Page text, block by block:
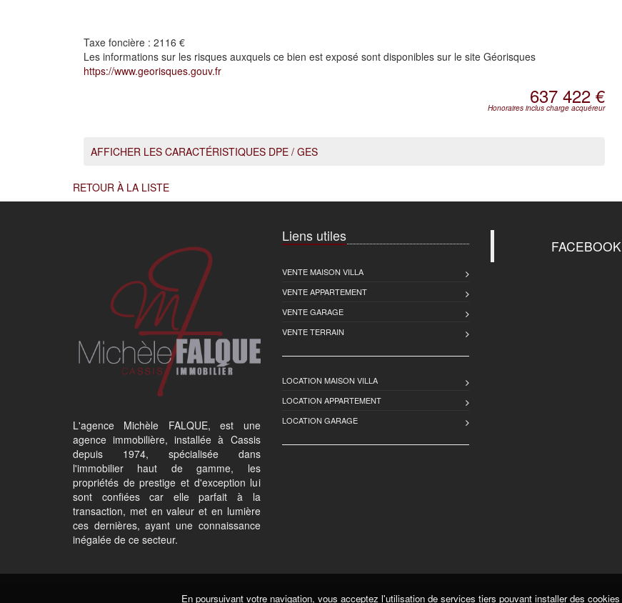
Taxe foncière : 2116 €
Les informations sur les risques auxquels ce bien est exposé sont disponibles sur le site Géorisques
https://www.georisques.gouv.fr
637 422 €
Honoraires inclus charge acquéreur
AFFICHER LES CARACTÉRISTIQUES DPE / GES
RETOUR À LA LISTE
L'agence Michèle FALQUE, est une
agence immobilière, installée à Cassis
depuis 1974, spécialisée dans
l'immobilier haut de gamme, les
propriétés de prestige et d'exception lui
sont confiées car elle parfait à la
transaction, met en valeur et en lumière
ces dernières, ayant une connaissance
inégalée de ce secteur.
Liens utiles
VENTE MAISON VILLA
VENTE APPARTEMENT
VENTE GARAGE
VENTE TERRAIN
LOCATION MAISON VILLA
LOCATION APPARTEMENT
LOCATION GARAGE
FACEBOOK
En poursuivant votre navigation, vous acceptez l'utilisation de services tiers pouvant installer des cookies